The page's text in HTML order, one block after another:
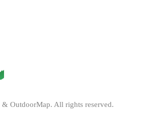
& OutdoorMap. All rights reserved.